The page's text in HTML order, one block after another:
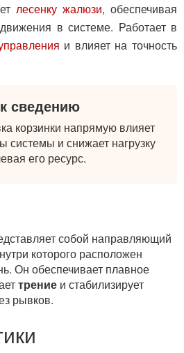
лесенку жалюзи, обеспечивая
в системе. Работает в
и влияет на точность
сведению
корзинки напрямую влияет
системы и снижает нагрузку
его ресурс.
собой направляющий
которого расположен
Он обеспечивает плавное
трение и стабилизирует
рывков.